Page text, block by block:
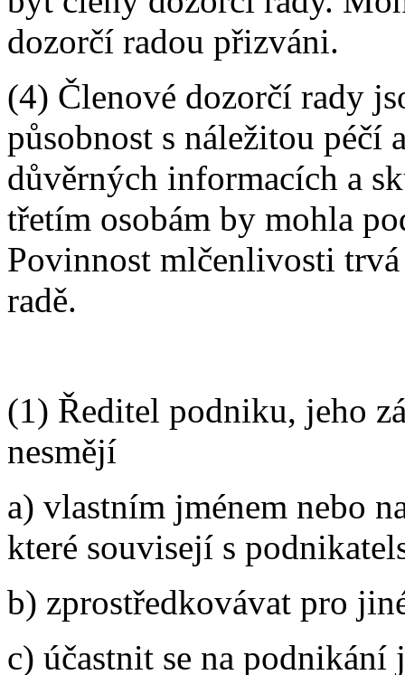
dozorčí radou přizváni.
(4) Členové dozorčí rady
působnost s náležitou péčí
důvěrných informacích a
třetím osobám by mohla
Povinnost mlčenlivosti
radě.
(1) Ředitel podniku, jeho
nesmějí
a) vlastním jménem nebo
které souvisejí s
b) zprostředkovávat pro
c) účastnit se na